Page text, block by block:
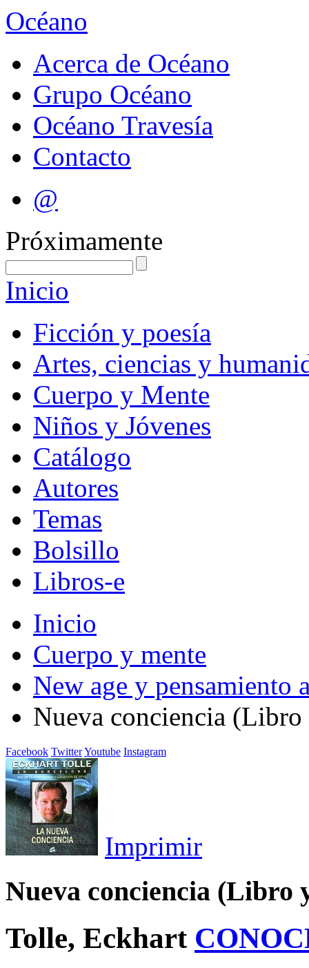
Océano
Acerca de Océano
Grupo Océano
Océano Travesía
Contacto
@
Próximamente
Inicio
Ficción y poesía
Artes, ciencias y
Cuerpo y Mente
Niños y Jóvenes
Catálogo
Autores
Temas
Bolsillo
Libros-e
Inicio
Cuerpo y mente
New age y pensamiento
Nueva conciencia
Facebook TwitterYoutube Instagram
Imprimir
Nueva conciencia (Libro
Tolle, Eckhart